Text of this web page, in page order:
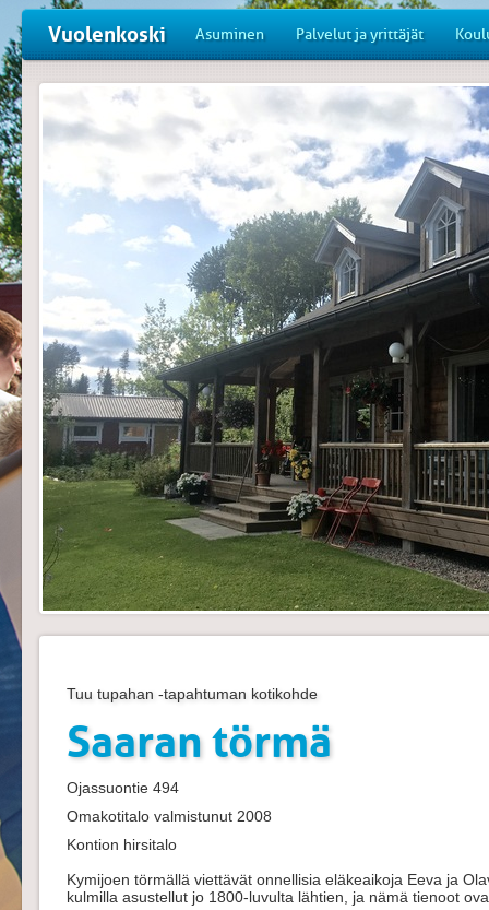
Vuolenkoski Asuminen Palvelut ja yrittäjät
Tuu tupahan -tapahtuman kotikohde
Saaran törmä
Ojassuontie 494
Omakotitalo valmistunut 2008
Kontion hirsitalo
Kymijoen törmällä viettävät onnellisia eläkeaikoja Eeva ja
kulmilla asustellut jo 1800-luvulta lähtien, ja nämä tienoot